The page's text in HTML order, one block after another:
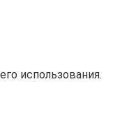
использования.